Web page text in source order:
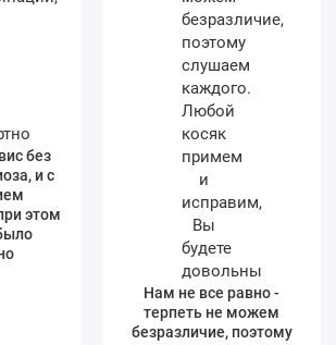
без
и с
этом
Нам не все равно -
терпеть не можем
безразличие, поэтому